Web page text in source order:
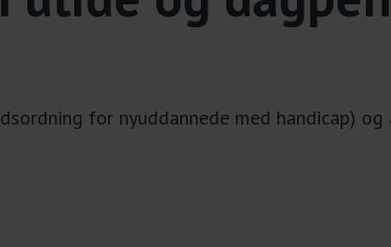
for nyuddannede med handicap)